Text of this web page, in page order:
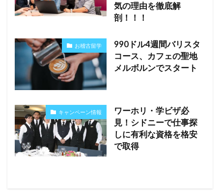
気の理由を徹底解
剖！！！
お稽古留学
990ドル4週間バリスタ
コース、カフェの聖地
メルボルンでスタート
キャンペーン情報
ワーホリ・学ビザ必
見！シドニーで仕事探
しに有利な資格を格安
で取得